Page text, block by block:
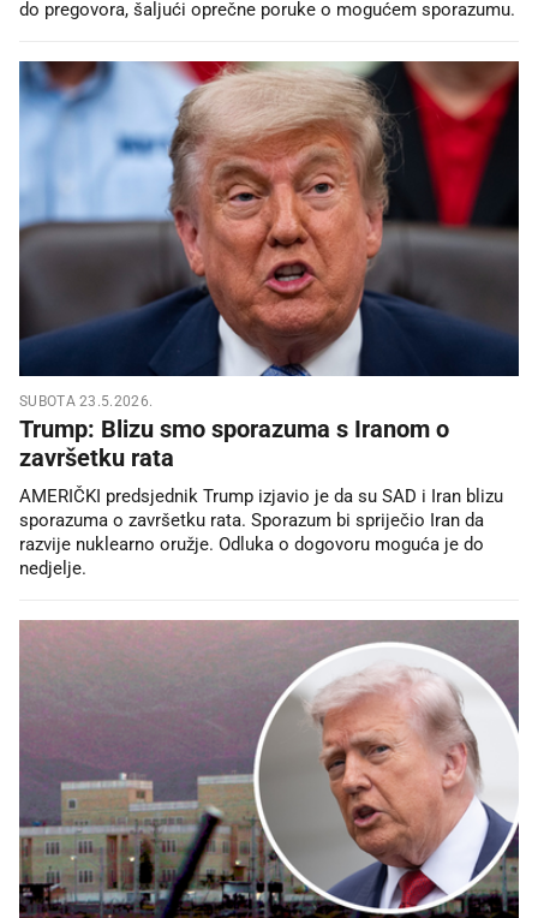
do pregovora, šaljući oprečne poruke o mogućem sporazumu.
SUBOTA 23.5.2026.
Trump: Blizu smo sporazuma s Iranom o
završetku rata
AMERIČKI predsjednik Trump izjavio je da su SAD i Iran blizu
sporazuma o završetku rata. Sporazum bi spriječio Iran da
razvije nuklearno oružje. Odluka o dogovoru moguća je do
nedjelje.